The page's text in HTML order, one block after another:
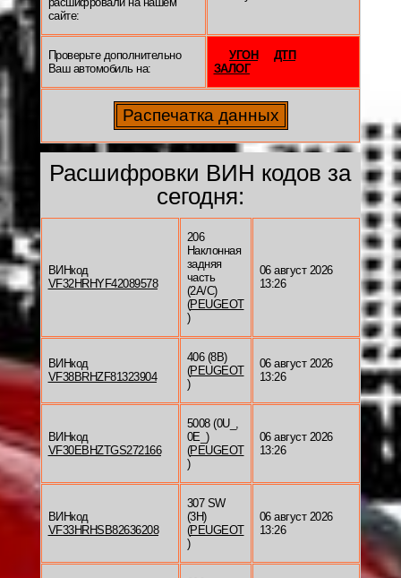
сайте:
Проверьте дополнительно
Ваш автомобиль на:
УГОН
ДТП
ЗАЛОГ
Расшифровки ВИН кодов за
сегодня:
ВИНкод
VF32HRHYF42089578
206
Наклонная
задняя
часть
(2A/C)
(PEUGEOT
)
06 август 2026
13:26
ВИНкод
VF38BRHZF81323904
406 (8B)
(PEUGEOT
)
06 август 2026
13:26
ВИНкод
VF30EBHZTGS272166
5008 (0U_,
0E_)
(PEUGEOT
)
06 август 2026
13:26
ВИНкод
VF33HRHSB82636208
307 SW
(3H)
(PEUGEOT
)
06 август 2026
13:26